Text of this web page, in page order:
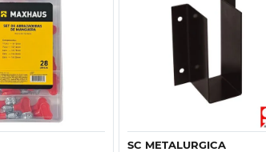
rápida Vista rápida
SC METALURGICA